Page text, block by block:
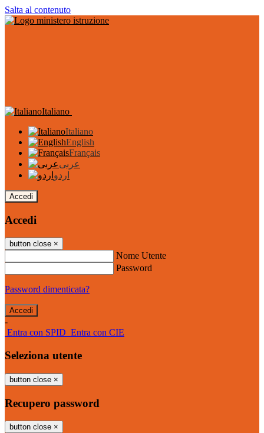
Salta al contenuto
Italiano
Italiano
English
Français
عربى
اردو
Accedi
Accedi
button close ×
Nome Utente
Password
Password dimenticata?
-
Entra con SPID Entra con CIE
Seleziona utente
button close ×
Recupero password
button close ×